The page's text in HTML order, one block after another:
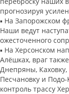
прогнозируя
▪️ На Запорожском
Наши ведут
ожесточенного
▪️ На Херсонском
Алёшках, враг
Днепряны, Каховку,
Песчановку и
контроль трассу